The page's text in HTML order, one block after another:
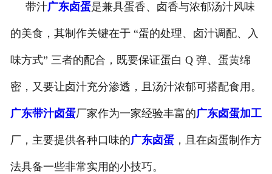
加入新东方
联系我们
带汁广东卤蛋是兼具蛋香、卤香与浓郁汤汁风味
的美食，其制作关键在于 “蛋的处理、卤汁调配、入
味方式” 三者的配合，既要保证蛋白 Q 弹、蛋黄绵
密，又要让卤汁充分渗透，且汤汁浓郁可搭配食用。
广东带汁卤蛋厂家作为一家经验丰富的广东卤蛋加工
厂，主要提供各种口味的广东卤蛋，且在卤蛋制作方
法具备一些非常实用的小技巧。